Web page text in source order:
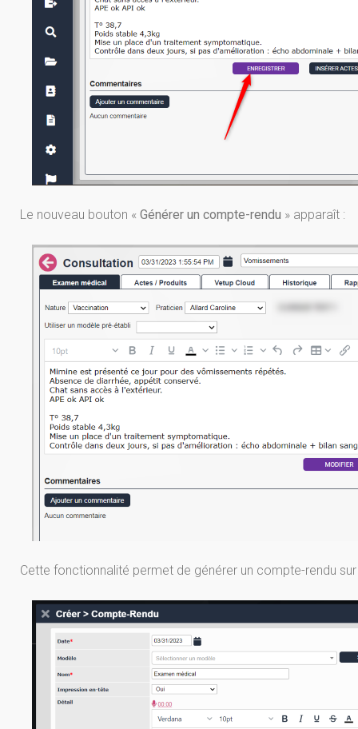
Le nouveau bouton « Générer un compte-rendu » apparaît :
Cette fonctionnalité permet de générer un compte-rendu